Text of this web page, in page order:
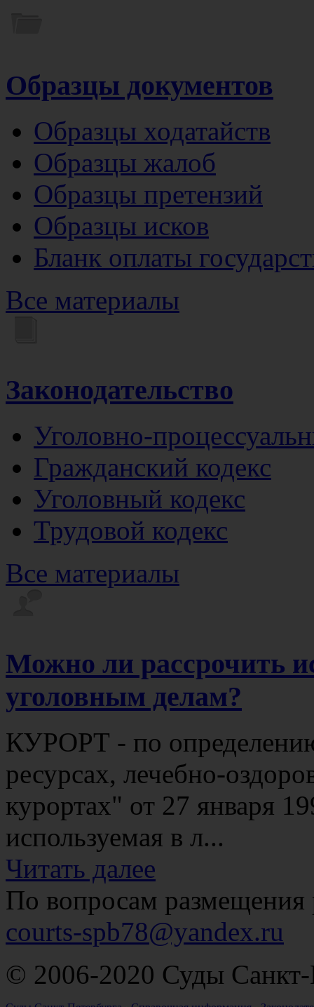
Образцы документов
Образцы ходатайств
Образцы жалоб
Образцы претензий
Образцы исков
Бланк оплаты
Все материалы
Законодательство
Уголовно-
Гражданский кодекс
Уголовный кодекс
Трудовой кодекс
Все материалы
Можно ли рассрочить
уголовным делам?
КУРОРТ - по
ресурсах, лечебно-
курортах" от 27 января
используемая в л...
Читать далее
По вопросам размещения
courts-spb78@yandex.ru
© 2006-2020 Суды Санкт-